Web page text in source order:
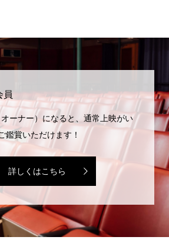
員
ーナー）になると、通常上映がい
鑑賞いただけます！
詳しくはこちら